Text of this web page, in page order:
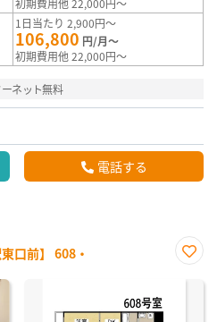
1日当たり 2,900円～
106,800 円/月～
初期費用他 22,000円～
ネット無料
電話する
口前】 608・
に入